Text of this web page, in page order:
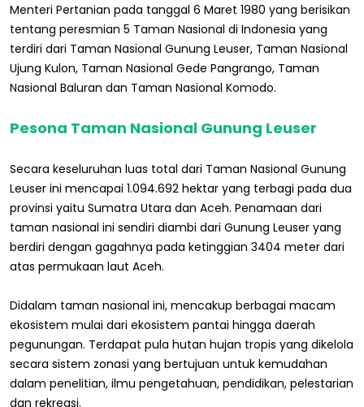
Menteri Pertanian pada tanggal 6 Maret 1980 yang berisikan
tentang peresmian 5 Taman Nasional di Indonesia yang
terdiri dari Taman Nasional Gunung Leuser, Taman Nasional
Ujung Kulon, Taman Nasional Gede Pangrango, Taman
Nasional Baluran dan Taman Nasional Komodo.
Pesona Taman Nasional Gunung Leuser
Secara keseluruhan luas total dari Taman Nasional Gunung
Leuser ini mencapai 1.094.692 hektar yang terbagi pada dua
provinsi yaitu Sumatra Utara dan Aceh. Penamaan dari
taman nasional ini sendiri diambi dari Gunung Leuser yang
berdiri dengan gagahnya pada ketinggian 3404 meter dari
atas permukaan laut Aceh.
Didalam taman nasional ini, mencakup berbagai macam
ekosistem mulai dari ekosistem pantai hingga daerah
pegunungan. Terdapat pula hutan hujan tropis yang dikelola
secara sistem zonasi yang bertujuan untuk kemudahan
dalam penelitian, ilmu pengetahuan, pendidikan, pelestarian
dan rekreasi.